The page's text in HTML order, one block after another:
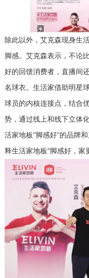
除此以外，艾克森现身生
脚感。艾克森表示，不论
好的回馈消费者，直播间
名球衣。生活家借助明星
球员的内核连接点，结合
势，通过线上和线下立体
活家地板“脚感好”的品牌
释生活家地板“脚感好，家